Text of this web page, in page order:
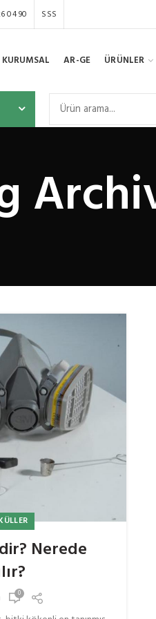
04 90 SSS
KURUMSAL AR-GE ÜRÜNLER
Nerede
0